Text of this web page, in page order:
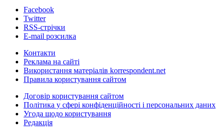
Facebook
Twitter
RSS-стрічки
E-mail розсилка
Контакти
Реклама на сайті
Використання матеріалів korrespondent.net
Правила користування сайтом
Договір користування сайтом
Політика у сфері конфіденційності і персональних даних
Угода щодо користування
Редакція